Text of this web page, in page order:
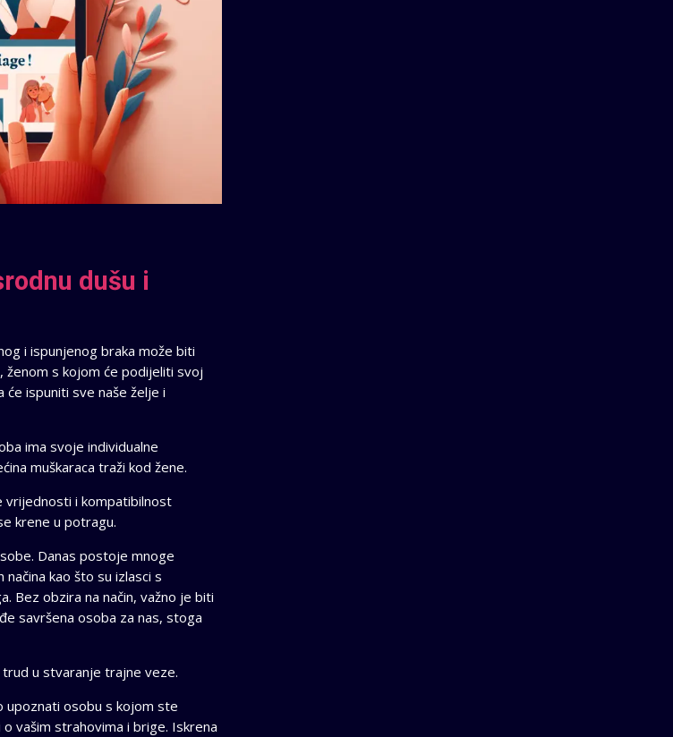
dušu i
i ispunjenog braka može biti
ženom s kojom će podijeliti svoj
ispuniti sve naše želje i
ima svoje individualne
muškaraca traži kod žene.
vrijednosti i kompatibilnost
krene u potragu.
Danas postoje mnoge
kao što su izlasci s
Bez obzira na način, važno je biti
savršena osoba za nas, stoga
u stvaranje trajne veze.
upoznati osobu s kojom ste
vašim strahovima i brige. Iskrena